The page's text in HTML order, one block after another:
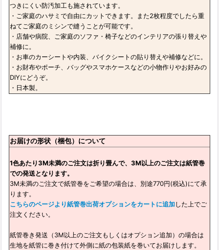
つきにくい防汚加工も施されています。
・ご家庭のハサミで自由にカットできます。また2枚程度でしたら重
ねてご家庭のミシンで縫うことが可能です。
・店舗や病院、ご家庭のソファ・椅子などのインテリアの張り替えや
補修に。
・お車のカーシートや内装、バイクシートの貼り替えや補修などに。
・お財布やポーチ、バッグやスマホケースなどの小物作りやお好みの
DIYにどうぞ。
・日本製。
お届けの形状（梱包）について
1色あたり3M未満のご注文は折り畳んで、3M以上のご注文は紙管巻
での発送となります。
3M未満のご注文で紙管巻をご希望の場合は、別途770円(税込)にて承
ります。
こちらのページより紙管巻出荷オプションをカートに追加した上でご
注文ください。
紙管巻き発送（3M以上のご注文もしくはオプション追加）の場合は
生地を紙管に巻き付けて外側に紙の包装紙を巻いてお届けします。